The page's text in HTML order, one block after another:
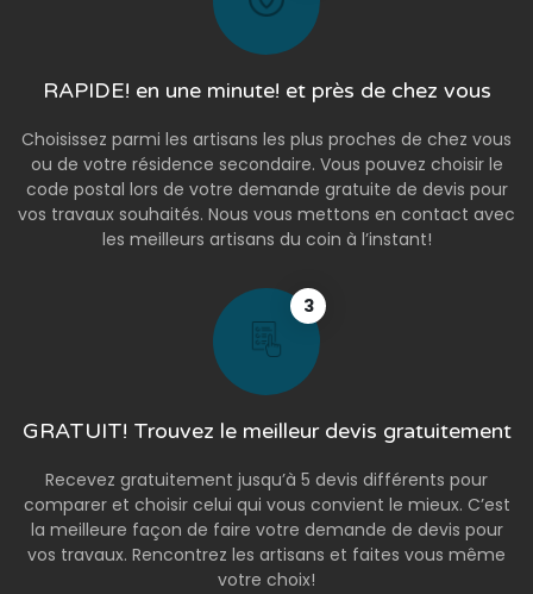
RAPIDE! en une minute! et près de chez vous
Choisissez parmi les artisans les plus proches de chez vous
ou de votre résidence secondaire. Vous pouvez choisir le
code postal lors de votre demande gratuite de devis pour
vos travaux souhaités. Nous vous mettons en contact avec
les meilleurs artisans du coin à l’instant!
3
GRATUIT! Trouvez le meilleur devis gratuitement
Recevez gratuitement jusqu’à 5 devis différents pour
comparer et choisir celui qui vous convient le mieux. C’est
la meilleure façon de faire votre demande de devis pour
vos travaux. Rencontrez les artisans et faites vous même
votre choix!